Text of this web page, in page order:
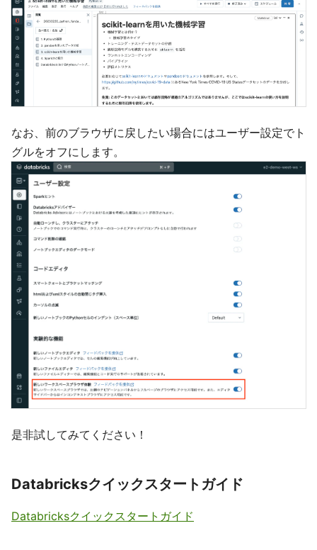
なお、前のブラウザに戻したい場合にはユーザー設定でト
グルをオフにします。
是非試してみてください！
Databricksクイックスタートガイド
Databricksクイックスタートガイド